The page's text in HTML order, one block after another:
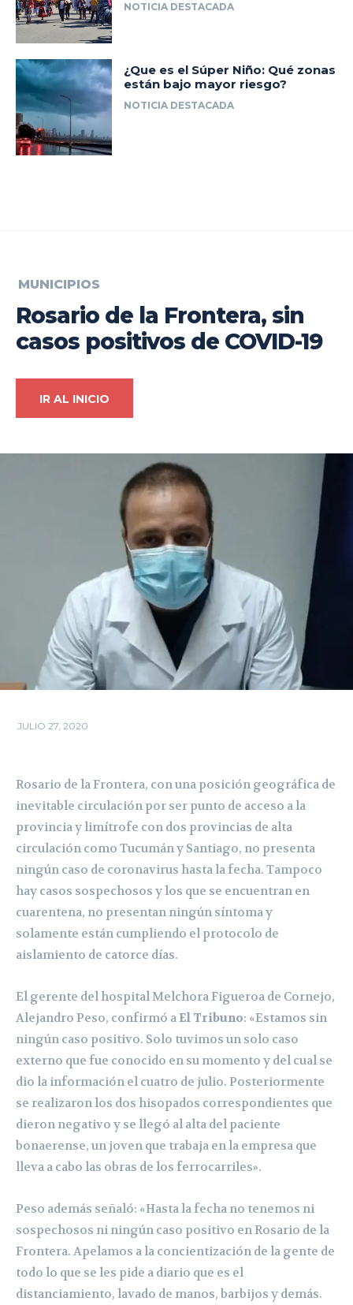
NOTICIA DESTACADA
¿Que es el Súper Niño: Qué zonas
están bajo mayor riesgo?
NOTICIA DESTACADA